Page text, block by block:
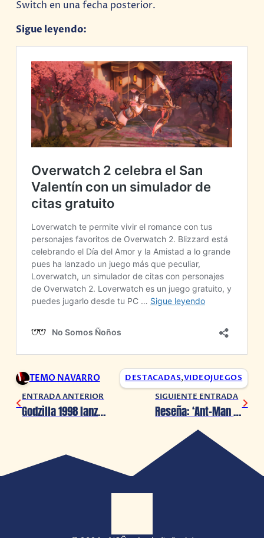
Switch en una fecha posterior.
Sigue leyendo:
TEMO NAVARRO DESTACADAS,VIDEOJUEGOS
ENTRADA ANTERIOR
Godzilla 1998 lanza una figura de $1,000 dólares
SIGUIENTE ENTRADA
Reseña: ‘Ant-Man and the Wasp: Quantumania’ – El inicio épico de la Fase 5